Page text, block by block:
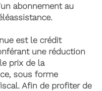
abonnement au
est le crédit
une réduction
prix de la
sous forme
Afin de profiter de